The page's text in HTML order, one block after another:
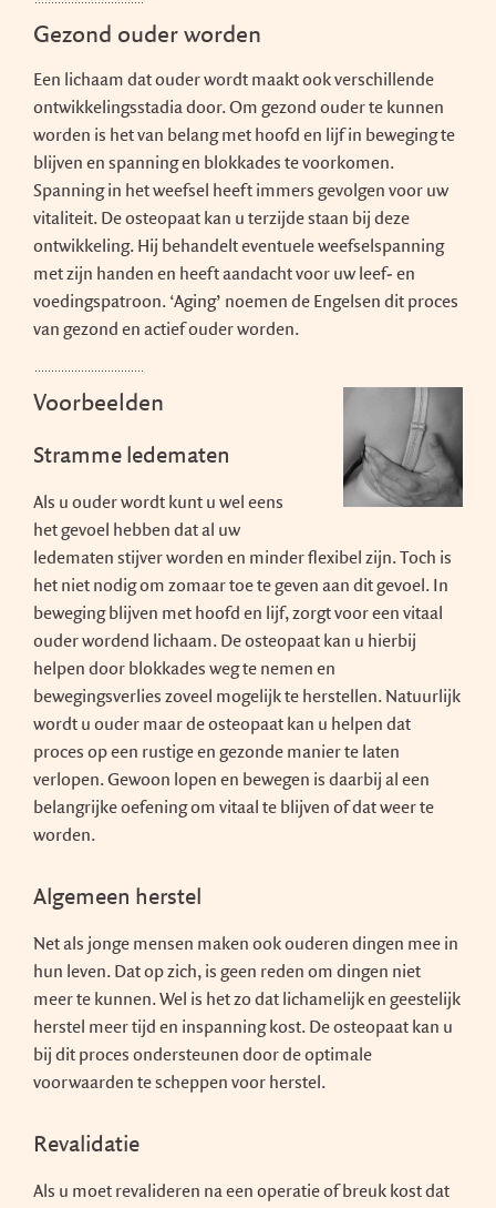
Gezond ouder worden
Een lichaam dat ouder wordt maakt ook verschillende
ontwikkelingsstadia door. Om gezond ouder te kunnen
worden is het van belang met hoofd en lijf in beweging te
blijven en spanning en blokkades te voorkomen.
Spanning in het weefsel heeft immers gevolgen voor uw
vitaliteit. De osteopaat kan u terzijde staan bij deze
ontwikkeling. Hij behandelt eventuele weefselspanning
met zijn handen en heeft aandacht voor uw leef- en
voedingspatroon. ‘Aging’ noemen de Engelsen dit proces
van gezond en actief ouder worden.
Voorbeelden
Stramme ledematen
Als u ouder wordt kunt u wel eens
het gevoel hebben dat al uw
ledematen stijver worden en minder flexibel zijn. Toch is
het niet nodig om zomaar toe te geven aan dit gevoel. In
beweging blijven met hoofd en lijf, zorgt voor een vitaal
ouder wordend lichaam. De osteopaat kan u hierbij
helpen door blokkades weg te nemen en
bewegingsverlies zoveel mogelijk te herstellen. Natuurlijk
wordt u ouder maar de osteopaat kan u helpen dat
proces op een rustige en gezonde manier te laten
verlopen. Gewoon lopen en bewegen is daarbij al een
belangrijke oefening om vitaal te blijven of dat weer te
worden.
Algemeen herstel
Net als jonge mensen maken ook ouderen dingen mee in
hun leven. Dat op zich, is geen reden om dingen niet
meer te kunnen. Wel is het zo dat lichamelijk en geestelijk
herstel meer tijd en inspanning kost. De osteopaat kan u
bij dit proces ondersteunen door de optimale
voorwaarden te scheppen voor herstel.
Revalidatie
Als u moet revalideren na een operatie of breuk kost dat